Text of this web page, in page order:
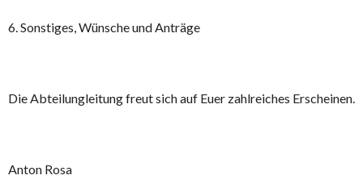
6. Sonstiges, Wünsche und Anträge
Die Abteilungleitung freut sich auf Euer zahlreiches Erscheinen.
Anton Rosa